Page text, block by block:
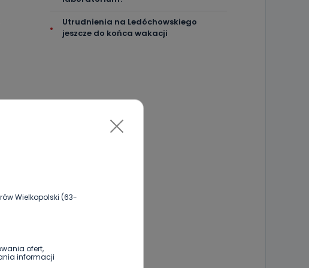
Wielkopolski (63-
ofert,
informacji
Utrudnienia na Ledóchowskiego
jeszcze do końca wakacji